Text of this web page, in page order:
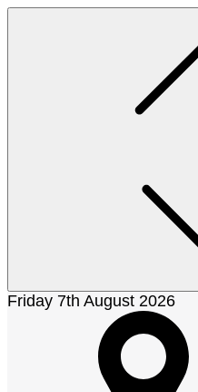
Skip
Friday 7th August 2026